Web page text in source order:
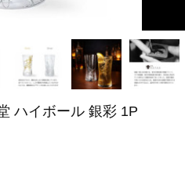
ハイボール 銀彩 1P